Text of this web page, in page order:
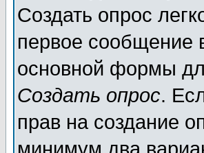
Создать опрос
первое сообщение
основной формы
Создать опрос.
прав на создание